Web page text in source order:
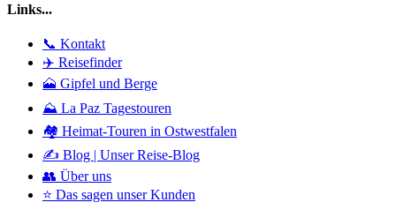
Links...
📞 Kontakt
✈️ Reisefinder
🗻 Gipfel und Berge
⛰️ La Paz Tagestouren
🏘️ Heimat-Touren in Ostwestfalen
✍️ Blog | Unser Reise-Blog
👥 Über uns
⭐ Das sagen unser Kunden